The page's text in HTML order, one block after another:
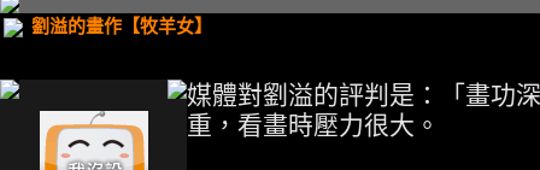
劉溢的畫作【牧羊女】
媒體對劉溢的評判是：「畫功
重，看畫時壓力很大。